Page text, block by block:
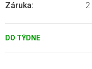
DO TÝDNE
Záruka: 2